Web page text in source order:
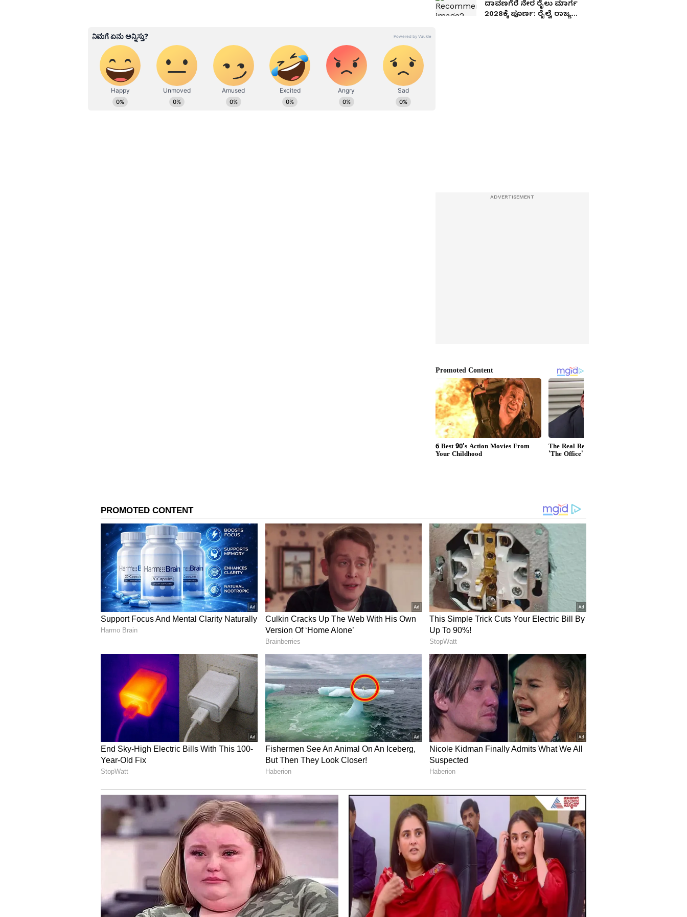
ತೆಗೆದಿದ್ದನು. ಈ ವೇಳೆ ಜಗಳ ಬಿಡಿಸಲು ಬಂದ ರಮ್ಯಾಳ ಗೆಳತಿಗೂ ಕೊಲೆ ಮಾಡುವುದಾಗಿ ಬೆದರಿಕೆ ಹಾಕಿದ್ದನು.
ಪೊಲೀಸರಿಗೆ ಮಾಹಿತಿ ನೀಡಿದರೆ ಕೊಲ್ಲುವುದಾಗಿ ಹೆದರಿಸಿ, ಮೊದಲೇ ಬುಕ್ ಮಾಡಿದ್ದ ಉಬರ್ (Uber)
ಕ್ಯಾಬ್‌ನಲ್ಲಿ ರಮ್ಯಾಳನ್ನು ಬಲವಂತವಾಗಿ ಅಪಹರಿಸಿಕೊಂಡು ಅಂಕೋಲಾ ಕಡೆಗೆ ಪ್ರಯಾಣ ಬೆಳೆಸಿದ್ದನು. ರಮ್ಯಾ
ಕಾಣೆಯಾದ ತಕ್ಷಣ ಆಕೆಯ ಸ್ನೇಹಿತೆ ಬೆಂಗಳೂರಿನ ಸಿದ್ದಾಪುರ ಪೊಲೀಸ್ ಠಾಣೆಯಲ್ಲಿ ಕಿಡ್ನಾಪ್ ಪ್ರಕರಣ
ದಾಖಲಿಸಿದ್ದರು.
ಸಿನಿಮೀಯ ಶೈಲಿಯಲ್ಲಿ ಹಾರಿ ಬಚಾವಾದ ರಮ್ಯಾ
ಚಾಲಕ ಓಡಿಹೋಗುತ್ತಿದ್ದಂತೆ ಕಾರಿನೊಳಗೆ ನಾಗೇಂದ್ರ ಬಾಂಬ್ ಸ್ಫೋಟಿಸಲು ಸಜ್ಜಾಗಿದ್ದಾನೆ. ಈ ಆಪತ್ತನ್ನು ಅರಿತ
ರಮ್ಯಾ, ತೀವ್ರ ರಕ್ತಸ್ರಾವದ ನಡುವೆಯೂ ಸಮಯಪ್ರಜ್ಞೆ ಮೆರೆದು ಕಾರಿನ ಲಾಕ್ ತೆಗೆದು ಹೊರಗೆ ಜಿಗಿದಿದ್ದಾಳೆ.
ರಮ್ಯಾ ಕಾರಿನಿಂದ ಹೊರಬೀಳುತ್ತಿದ್ದಂತೆಯೇ ನಾಗೇಂದ್ರ ತಾನು ತಂದಿದ್ದ ಪೆಟ್ರೋಲ್ ಬಾಂಬ್
ಸ್ಫೋಟಿಸಿಕೊಂಡಿದ್ದಾನೆ. ಕ್ಷಣಾರ್ಧದಲ್ಲಿ ಕಾರು ಸಂಪೂರ್ಣವಾಗಿ ಬೆಂಕಿಗೆ ಆಹುತಿಯಾಗಿದ್ದು, ನಾಗೇಂದ್ರ
ಕಾರಿನೊಳಗೇ ಸಜೀವ ದಹನವಾಗಿದ್ದಾನೆ. ತಲೆ ಹಾಗೂ ಕೈಗೆ ಗಾಯಗೊಂಡ ಯುವತಿ ರಮ್ಯಾ ಅದೃಷ್ಟವಶಾತ್
ಪ್ರಾಣಾಪಾಯದಿಂದ ಪಾರಾಗಿದ್ದಾಳೆ.
ತುಮಕೂರು ಎಸ್ಪಿ ಅಶೋಕ್ ಕೆ.ವಿ. ಹೇಳಿಕೆ:
ಕಳ್ಳಂಬೆಳ್ಳ ಪೊಲೀಸ್ ಠಾಣಾ ವ್ಯಾಪ್ತಿಯ ರಾಷ್ಟ್ರೀಯ ಹೆದ್ದಾರಿಯಲ್ಲಿ ಕಾರೊಂದು ಬೆಂಕಿಗೆ ಆಹುತಿಯಾಗಿರುವ
ಮಾಹಿತಿ ಲಭ್ಯವಾಗಿತ್ತು. ಕೂಡಲೇ ಸ್ಥಳಕ್ಕೆ ಭೇಟಿ ನೀಡಿ ಪರಿಶೀಲನೆ ನಡೆಸಿದ್ದೇವೆ. ಮೃತನನ್ನು ನಾಗೇಂದ್ರ ಎಂದು
ಗುರುತಿಸಲಾಗಿದೆ. ಈತ ಪೆಟ್ರೋಲ್ ಬಾಂಬ್ ತಂದು ತಾನೇ ಸ್ಫೋಟಿಸಿಕೊಂಡಿರುವುದು ಪ್ರಾಥಮಿಕ ತನಿಖೆಯಿಂದ
ತಿಳಿದುಬಂದಿದೆ. ಮೃತ ನಾಗೇಂದ್ರ ಹಾಗೂ ರಮ್ಯಾ ಪ್ರೀತಿಯಲ್ಲಿದ್ದರು. ಇತ್ತೀಚೆಗೆ ಇವರ ಬ್ರೇಕಪ್ ಆಗಿತ್ತು. ಈ
ಹಿನ್ನೆಲೆಯಲ್ಲಿ ಜಯನಗರದಿಂದ ಅಂಕೋಲಾಕ್ಕೆ ಕ್ಯಾಬ್ ಬುಕ್ ಮಾಡಿ ಆಕೆಯನ್ನು ಕಿಡ್ನಾಪ್ ಮಾಡಿಕೊಂಡು
ಹೋಗುವಾಗ ಈ ಘಟನೆ ನಡೆದಿದೆ. ಸದ್ಯ ಗಾಯಾಳು ಯುವತಿ ಮತ್ತು ಚಾಲಕನಿಂದ ಮಾಹಿತಿ
ಪಡೆಯಲಾಗುತ್ತಿದ್ದು, ತನಿಖೆ ಮುಂದುವರಿದಿದೆ. ಪ್ರಸ್ತುತ ಘಟನಾ ಸ್ಥಳಕ್ಕೆ ತುಮಕೂರು ಎಸ್ಪಿ ಹಾಗೂ ಪೊಲೀಸರು
ಭೇಟಿ ನೀಡಿ ಪರಿಶೀಲನೆ ನಡೆಸುತ್ತಿದ್ದು, ಮುಂದಿನ ಕಾನೂನು ಕ್ರಮಗಳನ್ನು ಕೈಗೊಂಡಿದ್ದಾರೆ. ಭೀಕರ
ಸ್ಫೋಟದಿಂದಾಗಿ ರಾಷ್ಟ್ರೀಯ ಹೆದ್ದಾರಿಯಲ್ಲಿ ಕೆಲಕಾಲ ಸಂಚಾರ ದಟ್ಟಣೆ ಉಂಟಾಗಿತ್ತು.
ದಾವಣಗೆರೆ ನೇರ ರೈಲು ಮಾರ್ಗ
2028ಕ್ಕೆ ಪೂರ್ಣ: ರೈಲ್ವೆ ರಾಜ್ಯ